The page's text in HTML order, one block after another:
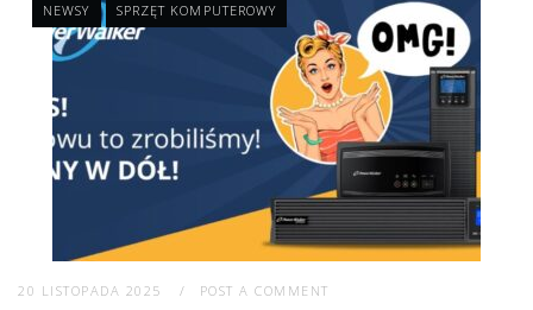
NEWSY SPRZĘT KOMPUTEROWY
20 LISTOPADA 2025 POST A COMMENT